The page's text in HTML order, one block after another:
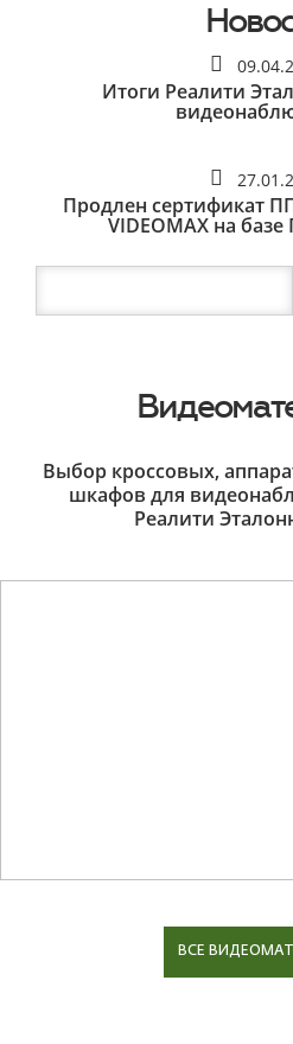
Итоги Реалити
Продлен сертификат
VIDEOMAX на
Выбор кроссовых,
шкафов для
Реалити
ВСЕ